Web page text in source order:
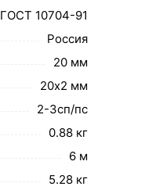
ГОСТ 10704-91
Россия
20 мм
20х2 мм
2-3сп/пс
0.88 кг
6 м
5.28 кг